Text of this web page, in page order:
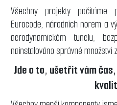
Všechny projekty počítáme
Eurocode, národních norem a
aerodynamickém tunelu,
nainstalováno správné množství
Jde o to, ušetřit vám